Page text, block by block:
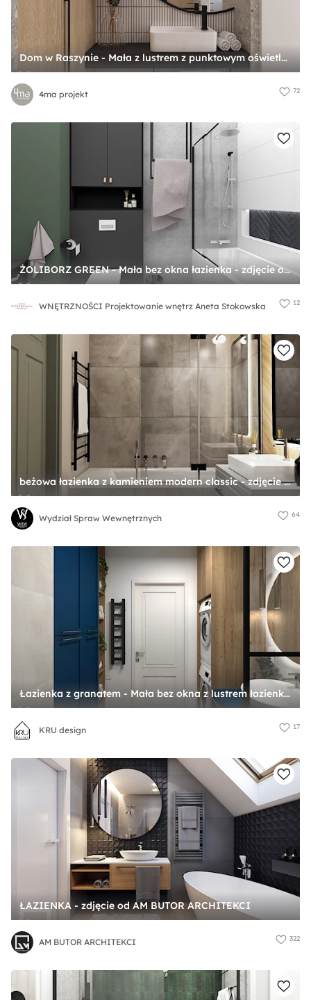
Dom w Raszynie - Mała z lustrem z punktowym oświetleniem łazienka, styl nowoczesny - zdjęcie od 4ma projekt
4ma projekt 72
ŻOLIBORZ GREEN - Mała bez okna łazienka - zdjęcie od WNĘTRZNOŚCI Projektowanie wnętrz Aneta Stokowska
WNĘTRZNOŚCI Projektowanie wnętrz Aneta Stokowska 12
beżowa łazienka z kamieniem modern classic - zdjęcie od Wydział Spraw Wewnętrznych
Wydział Spraw Wewnętrznych 64
Łazienka z granatem - Mała bez okna z lustrem łazienka, styl nowoczesny - zdjęcie od KRU design
KRU design 17
ŁAZIENKA - zdjęcie od AM BUTOR ARCHITEKCI
AM BUTOR ARCHITEKCI 322